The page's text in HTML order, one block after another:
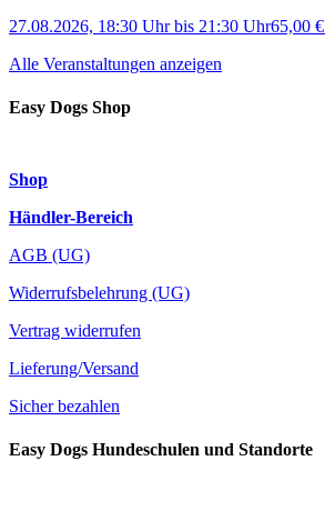
27.08.2026, 18:30 Uhrbis 21:30 Uhr65,00 €
Alle Veranstaltungen anzeigen
Easy Dogs Shop
Shop
Händler-Bereich
AGB (UG)
Widerrufsbelehrung (UG)
Vertrag widerrufen
Lieferung/Versand
Sicher bezahlen
Easy Dogs Hundeschulen und Standorte